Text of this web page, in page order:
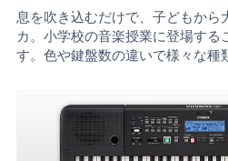
息を吹き込むだけで、子どもから
カ。小学校の音楽授業に登場する
す。色や鍵盤数の違いで様々な種